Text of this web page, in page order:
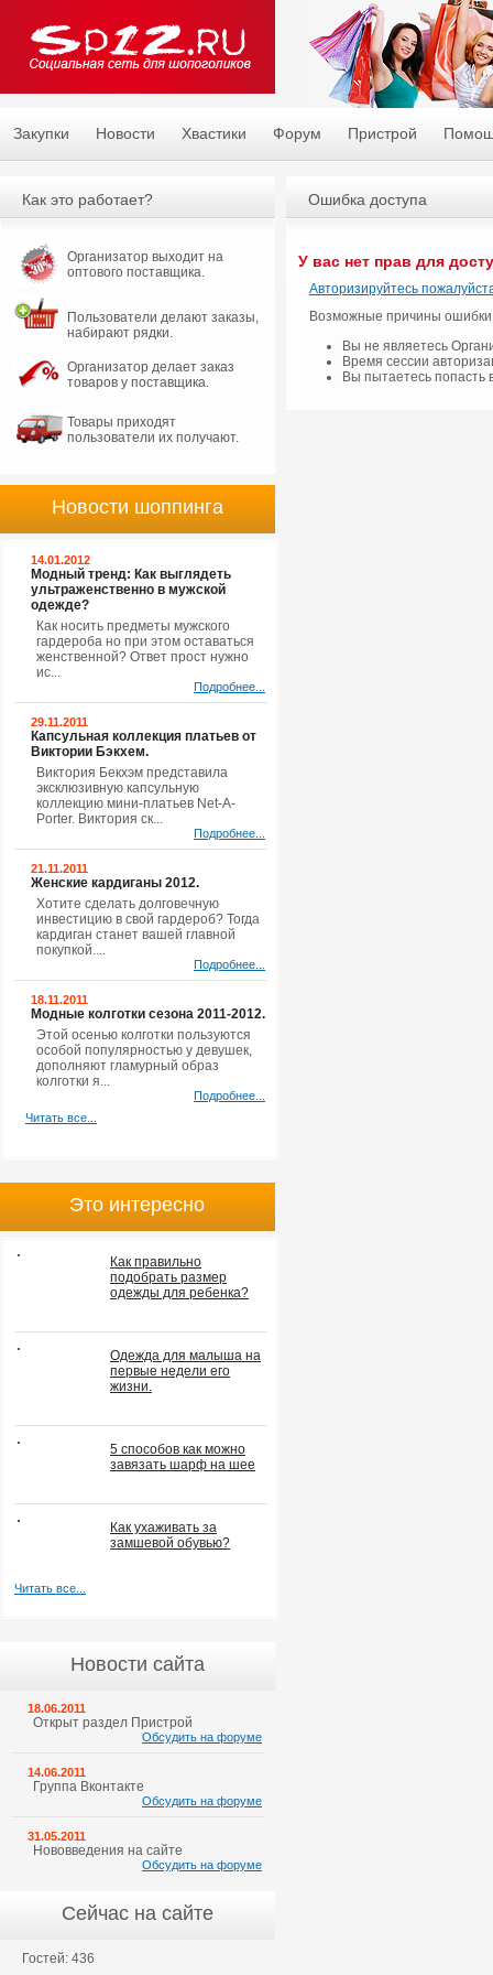
Закупки Новости Хвастики Форум Пристрой
Ошибка доступа
У вас нет прав для
Авторизируйтесь
Возможные причины
Вы не являетесь
Время сессии
Вы пытаетесь попасть
Как это работает?
Организатор выходит на
оптового поставщика.
Пользователи делают заказы,
набирают рядки.
Организатор делает заказ
товаров у поставщика.
Товары приходят
пользователи их получают.
Новости шоппинга
14.01.2012
Модный тренд: Как выглядеть
ультраженственно в мужской
одежде?
Как носить предметы мужского
гардероба но при этом оставаться
женственной? Ответ прост нужно
ис...
Подробнее...
29.11.2011
Капсульная коллекция платьев от
Виктории Бэкхем.
Виктория Бекхэм представила
эксклюзивную капсульную
коллекцию мини-платьев Net-A-
Porter. Виктория ск...
Подробнее...
21.11.2011
Женские кардиганы 2012.
Хотите сделать долговечную
инвестицию в свой гардероб? Тогда
кардиган станет вашей главной
покупкой....
Подробнее...
18.11.2011
Модные колготки сезона 2011-2012.
Этой осенью колготки пользуются
особой популярностью у девушек,
дополняют гламурный образ
колготки я...
Подробнее...
Читать все...
Это интересно
Как правильно
подобрать размер
одежды для ребенка?
Одежда для малыша на
первые недели его
жизни.
5 способов как можно
завязать шарф на шее
Как ухаживать за
замшевой обувью?
Читать все...
Новости сайта
18.06.2011
Открыт раздел Пристрой
Обсудить на форуме
14.06.2011
Группа Вконтакте
Обсудить на форуме
31.05.2011
Нововведения на сайте
Обсудить на форуме
Сейчас на сайте
Гостей: 436